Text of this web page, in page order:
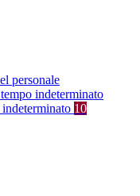
personale
indeterminato
10